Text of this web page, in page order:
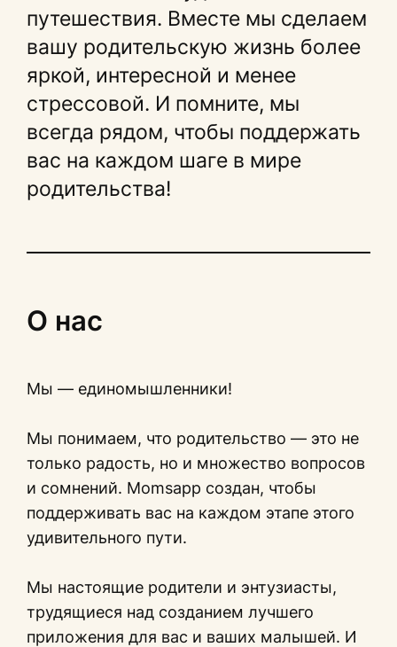
путешествия. Вместе мы сделаем
вашу родительскую жизнь более
яркой, интересной и менее
стрессовой. И помните, мы
всегда рядом, чтобы поддержать
вас на каждом шаге в мире
родительства!
О нас
Мы — единомышленники!
Мы понимаем, что родительство — это не
только радость, но и множество вопросов
и сомнений. Momsapp создан, чтобы
поддерживать вас на каждом этапе этого
удивительного пути.
Мы настоящие родители и энтузиасты,
трудящиеся над созданием лучшего
приложения для вас и ваших малышей. И